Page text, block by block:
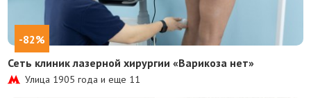
-82%
Сеть клиник лазерной хирургии «Варикоза нет»
Улица 1905 года и еще 11